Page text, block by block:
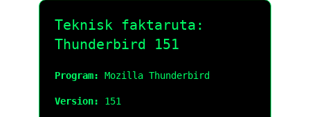
Teknisk faktaruta:
Thunderbird 151
Program: Mozilla Thunderbird
Version: 151